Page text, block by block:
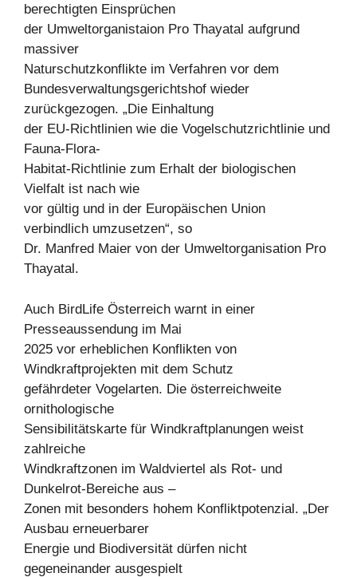
berechtigten Einsprüchen
der Umweltorganistaion Pro Thayatal aufgrund
massiver
Naturschutzkonflikte im Verfahren vor dem
Bundesverwaltungsgerichtshof wieder
zurückgezogen. „Die Einhaltung
der EU-Richtlinien wie die Vogelschutzrichtlinie und
Fauna-Flora-
Habitat-Richtlinie zum Erhalt der biologischen
Vielfalt ist nach wie
vor gültig und in der Europäischen Union
verbindlich umzusetzen“, so
Dr. Manfred Maier von der Umweltorganisation Pro
Thayatal.
Auch BirdLife Österreich warnt in einer
Presseaussendung im Mai
2025 vor erheblichen Konflikten von
Windkraftprojekten mit dem Schutz
gefährdeter Vogelarten. Die österreichweite
ornithologische
Sensibilitätskarte für Windkraftplanungen weist
zahlreiche
Windkraftzonen im Waldviertel als Rot- und
Dunkelrot-Bereiche aus –
Zonen mit besonders hohem Konfliktpotenzial. „Der
Ausbau erneuerbarer
Energie und Biodiversität dürfen nicht
gegeneinander ausgespielt